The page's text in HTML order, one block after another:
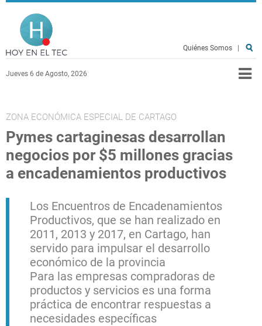
Pasar al contenido principal
Jueves 6 de Agosto, 2026
Quiénes Somos
ZONA ECONÓMICA ESPECIAL DE CARTAGO
Pymes cartaginesas desarrollan
negocios por $5 millones gracias
a encadenamientos productivos
Los Encuentros de Encadenamientos
Productivos, que se han realizado en
2011, 2013 y 2017, en Cartago, han
servido para impulsar el desarrollo
económico de la provincia
Para las empresas compradoras de
productos y servicios es una forma
práctica de encontrar respuestas a
necesidades específicas